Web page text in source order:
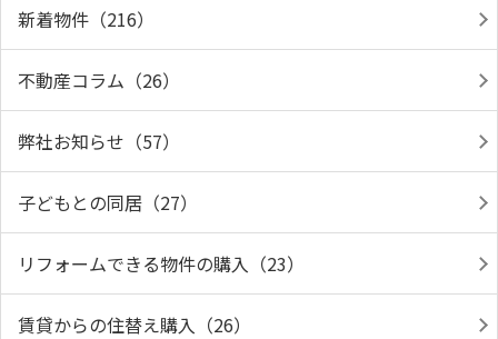
新着物件（216）
不動産コラム（26）
弊社お知らせ（57）
子どもとの同居（27）
リフォームできる物件の購入（23）
賃貸からの住替え購入（26）